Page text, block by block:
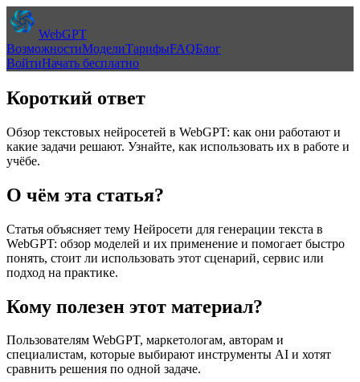
WebGPT
ВозможностиМоделиТарифыFAQБлог
ВойтиНачать бесплатно
Короткий ответ
Обзор текстовых нейросетей в WebGPT: как они работают и
какие задачи решают. Узнайте, как использовать их в работе и
учёбе.
О чём эта статья?
Статья объясняет тему Нейросети для генерации текста в
WebGPT: обзор моделей и их применение и помогает быстро
понять, стоит ли использовать этот сценарий, сервис или
подход на практике.
Кому полезен этот материал?
Пользователям WebGPT, маркетологам, авторам и
специалистам, которые выбирают инструменты AI и хотят
сравнить решения по одной задаче.